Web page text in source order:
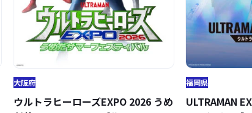
大阪府
ウルトラヒーローズEXPO 2026 うめ
福岡県
ULTRAMAN